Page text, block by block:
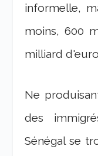
informelle,
moins, 600
milliard
Ne
des
Sénégal se